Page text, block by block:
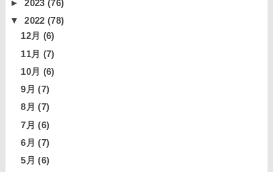
►2023(76)
▼2022(78)
12月 (6)
11月 (7)
10月 (6)
9月(7)
8月(7)
7月(6)
6月(7)
5月(6)